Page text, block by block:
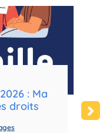
: Ma
droits